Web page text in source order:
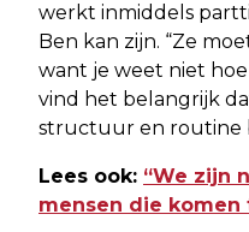
werkt inmiddels
Ben kan zijn. “Ze
want je weet niet
vind het belangrijk
structuur en routine
Lees ook: “We zijn
mensen die komen